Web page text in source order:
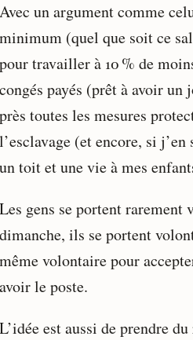
Avec un argument comme
minimum (quel que soit ce
pour travailler à 10 % de
congés payés (prêt à avoir un
près toutes les mesures
l’esclavage (et encore, si
un toit et une vie à mes
Les gens se portent
dimanche, ils se portent
même volontaire pour
avoir le poste.
L’idée est aussi de prendre